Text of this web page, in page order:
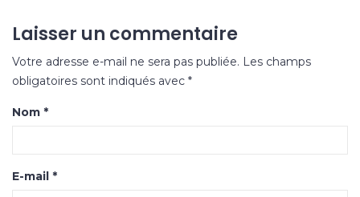
Laisser un commentaire
Votre adresse e-mail ne sera pas publiée. Les champs
obligatoires sont indiqués avec *
Nom *
E-mail *